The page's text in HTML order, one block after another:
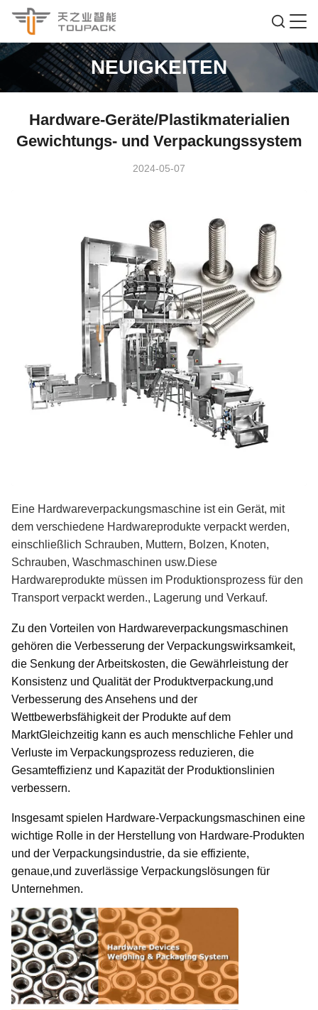
NEUIGKEITEN
Hardware-Geräte/Plastikmaterialien
Gewichtungs- und Verpackungssystem
2024-05-07
Eine Hardwareverpackungsmaschine ist ein Gerät, mit
dem verschiedene Hardwareprodukte verpackt werden,
einschließlich Schrauben, Muttern, Bolzen, Knoten,
Schrauben, Waschmaschinen usw.Diese
Hardwareprodukte müssen im Produktionsprozess für den
Transport verpackt werden., Lagerung und Verkauf.
Zu den Vorteilen von Hardwareverpackungsmaschinen
gehören die Verbesserung der Verpackungswirksamkeit,
die Senkung der Arbeitskosten, die Gewährleistung der
Konsistenz und Qualität der Produktverpackung,und
Verbesserung des Ansehens und der
Wettbewerbsfähigkeit der Produkte auf dem
MarktGleichzeitig kann es auch menschliche Fehler und
Verluste im Verpackungsprozess reduzieren, die
Gesamteffizienz und Kapazität der Produktionslinien
verbessern.
Insgesamt spielen Hardware-Verpackungsmaschinen eine
wichtige Rolle in der Herstellung von Hardware-Produkten
und der Verpackungsindustrie, da sie effiziente,
genaue,und zuverlässige Verpackungslösungen für
Unternehmen.